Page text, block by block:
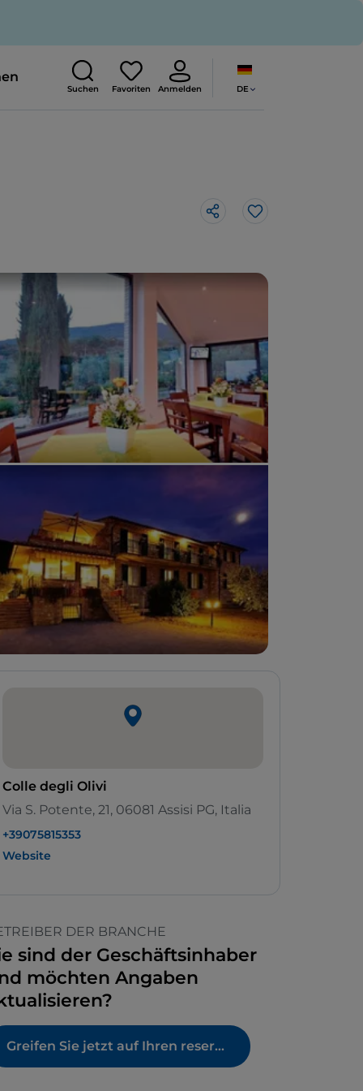
Suchen Favoriten Anmelden DE
Like
Colle degli Olivi
Via S. Potente, 21, 06081 Assisi PG, Italia
+39075815353
Website
DER BRANCHE
sind der Geschäftsinhaber
möchten Angaben
Greifen Sie jetzt auf Ihren reservierten Bereich zu